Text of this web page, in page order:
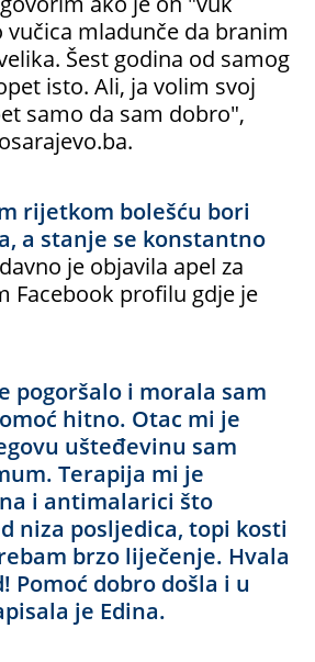
vučica mladunče da branim
Šest godina od samog
isto. Ali, ja volim svoj
samo da sam dobro",
rijetkom bolešću bori
a stanje se konstantno
je objavila apel za
Facebook profilu gdje je
pogoršalo i morala sam
hitno. Otac mi je
ušteđevinu sam
Terapija mi je
i antimalarici što
niza posljedica, topi kosti
brzo liječenje. Hvala
Pomoć dobro došla i u
je Edina.